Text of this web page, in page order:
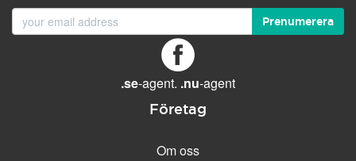
Prenumerera
.se-agent. .nu-agent
Företag
Om oss